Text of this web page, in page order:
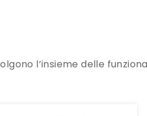
l’insieme delle